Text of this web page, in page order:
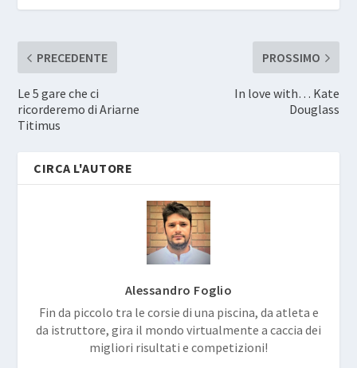
PRECEDENTE
Le 5 gare che ci
ricorderemo di Ariarne
Titimus
PROSSIMO
In love with… Kate
Douglass
CIRCA L'AUTORE
Alessandro Foglio
Fin da piccolo tra le corsie di una piscina, da atleta e
da istruttore, gira il mondo virtualmente a caccia dei
migliori risultati e competizioni!